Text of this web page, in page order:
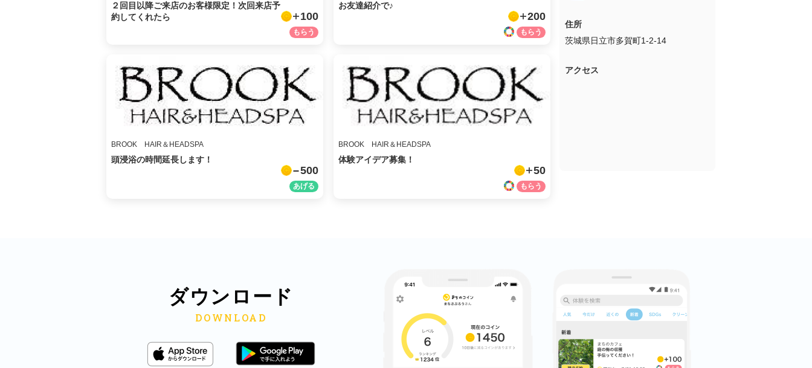
LINE
URLをコピー
２回目以降ご来店のお客様限定！次回来店予
約してくれたら
100
お友達紹介で♪
200
BROOK HAIR＆HEADSPA
頭浸浴の時間延長します！
500
BROOK HAIR＆HEADSPA
体験アイデア募集！
50
住所
茨城県日立市多賀町1-2-14
アクセス
ダウンロード